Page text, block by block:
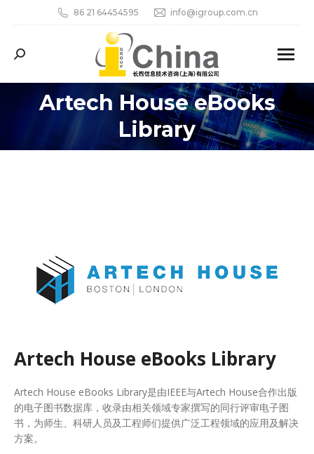
86 21 64454595 info@igroup.com.cn
Search:
Artech House eBooks
Library
Artech House eBooks Library
Artech House eBooks Library是由IEEE与Artech House合作出版
的电子图书数据库，收录由相关领域专家撰写的同行评审电子图
书，为师生、科研人员及工程师们提供广泛工程领域的应用及解决
方案。